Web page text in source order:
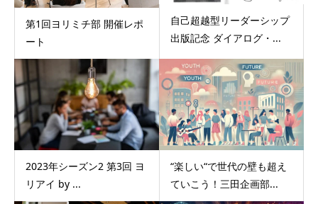
第1回ヨリミチ部 開催レポ
ート
自己超越型リーダーシップ
出版記念 ダイアログ・...
2023年シーズン2 第3回 ヨ
リアイ by ...
“楽しい“で世代の壁も超え
ていこう！三田企画部...